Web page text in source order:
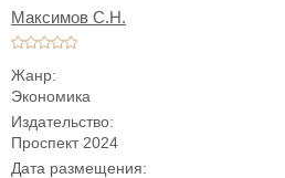
Максимов С.Н.
Жанр:
Экономика
Издательство:
Проспект 2024
Дата размещения: